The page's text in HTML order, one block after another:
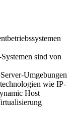
sind von
Umgebungen
wie IP-
Host